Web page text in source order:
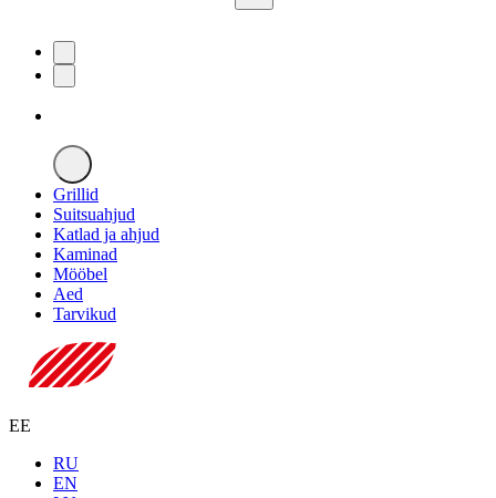
Grillid
Suitsuahjud
Katlad ja ahjud
Kaminad
Mööbel
Aed
Tarvikud
EE
RU
EN